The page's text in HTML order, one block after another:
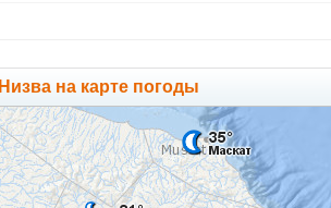
Низва на карте погоды